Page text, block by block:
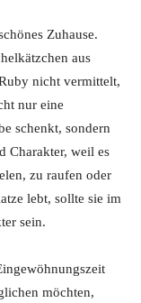
Zuhause.
aus
nicht vermittelt,
nur eine
schenkt, sondern
Charakter, weil es
zu raufen oder
lebt, sollte sie im
sein.
möchten,